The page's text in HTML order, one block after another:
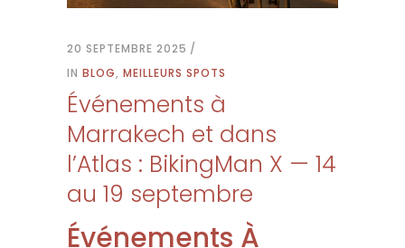
20 SEPTEMBRE 2025
IN BLOG, MEILLEURS SPOTS
Événements à
Marrakech et dans
l’Atlas : BikingMan X — 14
au 19 septembre
Événements À